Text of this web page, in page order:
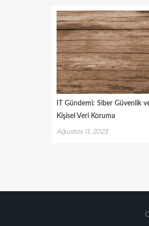
IT Gündemi: Siber Güvenlik
Kişisel Veri Koruma
Ağustos 11, 2023